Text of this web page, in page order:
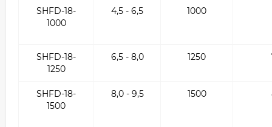
SHFD-18-
1000
4,5 - 6,5 1000
SHFD-18-
1250
6,5 - 8,0 1250
SHFD-18-
1500
8,0 - 9,5 1500